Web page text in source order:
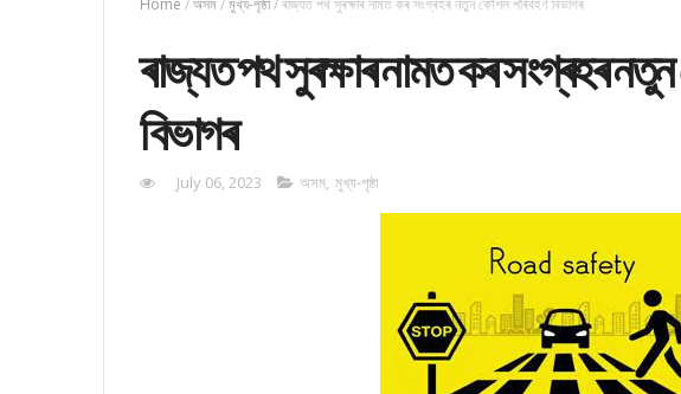
Home /অসম/মুখ্য-পৃষ্ঠা/ৰাজ্যত পথ সুৰক্ষাৰ নামত কৰ সংগ্ৰহৰ নতুন কৌশল পৰিবহণ বিভাগৰ
ৰাজ্যত পথ সুৰক্ষাৰ নামত কৰ সংগ্ৰহৰ
বিভাগৰ
July 06, 2023 অসম, মুখ্য-পৃষ্ঠা